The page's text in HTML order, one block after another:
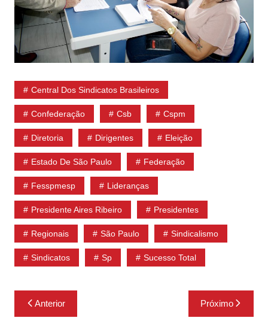
Central Dos Sindicatos Brasileiros
Confederação Csb Cspm
Diretoria Dirigentes Eleição
Estado De São Paulo Federação
Fesspmesp Lideranças
Presidente Aires Ribeiro Presidentes
Regionais São Paulo Sindicalismo
Sindicatos Sp Sucesso Total
Navegação
de
Anterior Próximo